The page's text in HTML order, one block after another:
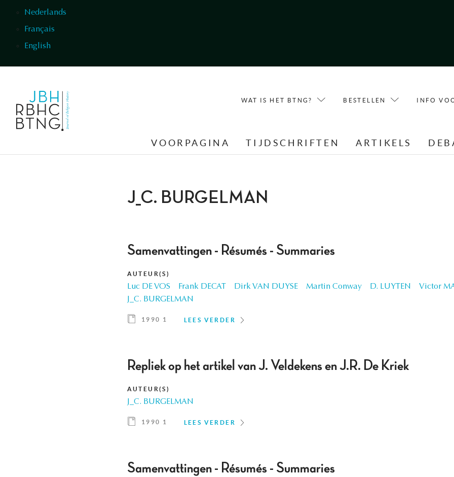
Nederlands
Français
English
WAT IS HET BTNG? BESTELLEN INFO
VOORPAGINA TIJDSCHRIFTEN ARTIKELS
J_C. BURGELMAN
Samenvattingen - Résumés - Summaries
AUTEUR(S)
Luc DE VOS Frank DECAT Dirk VAN DUYSE Martin Conway D. LUYTEN
Victor
J_C. BURGELMAN
1990 1 LEES VERDER
Repliek op het artikel van J. Veldekens en J.R. De Kriek
AUTEUR(S)
J_C. BURGELMAN
1990 1 LEES VERDER
Samenvattingen - Résumés - Summaries